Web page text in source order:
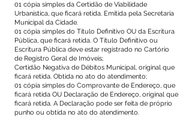
01 cópia simples da Certidão de Viabilidade
Urbanística, que ficará retida. Emitida pela Secretaria
Municipal da Cidade.
01 cópia simples do Título Definitivo OU da Escritura
Pública, que ficará retida. O Título Definitivo ou
Escritura Pública deve estar registrado no Cartório
de Registro Geral de Imóveis;
Certidão Negativa de Débitos Municipal, original que
ficará retida. Obtida no ato do atendimento;
01 cópia simples do Comprovante de Endereço, que
ficará retida OU Declaração de Endereço, original que
ficará retida. A Declaração pode ser feita de próprio
punho ou obtida no ato do atendimento.